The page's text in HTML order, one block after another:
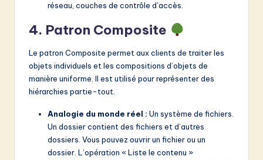
réseau, couches de contrôle d’accès.
4. Patron Composite
Le patron Composite permet aux clients de traiter les
objets individuels et les compositions d’objets de
manière uniforme. Il est utilisé pour représenter des
hiérarchies partie-tout.
Analogie du monde réel : Un système de fichiers.
Un dossier contient des fichiers et d’autres
dossiers. Vous pouvez ouvrir un fichier ou un
dossier. L’opération « Liste le contenu »